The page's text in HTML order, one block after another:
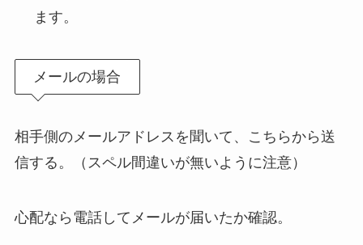
ます。
メールの場合
相手側のメールアドレスを聞いて、こちらから送
信する。（スペル間違いが無いように注意）
心配なら電話してメールが届いたか確認。